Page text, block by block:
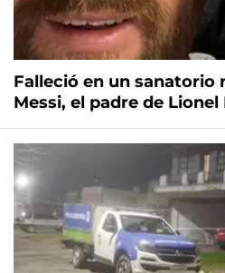
Falleció en un sanatorio
Messi, el padre de Lionel